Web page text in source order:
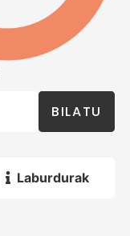
BILATU
Laburdurak